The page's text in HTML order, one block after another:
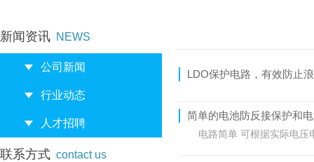
新闻资讯 NEWS
公司新闻
行业动态
人才招聘
联系方式 contact us
LDO保护电路，有效防止
简单的电池防反接保护和
电路简单 可根据实际电压